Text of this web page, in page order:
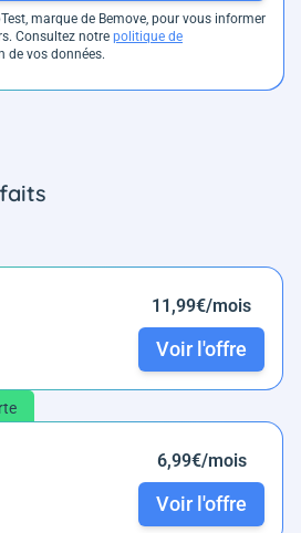
marque de Bemove, pour vous informer
Consultez notre politique de
de vos données.
11,99€/mois
Voir l'offre
6,99€/mois
Voir l'offre